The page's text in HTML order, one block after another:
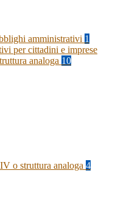
amministrativi 1
per cittadini e imprese
analoga 10
o struttura analoga 4